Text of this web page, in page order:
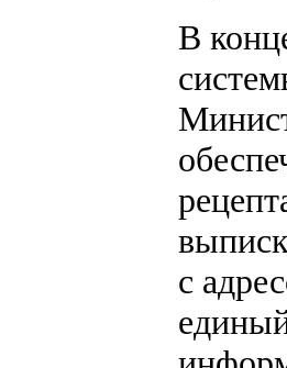
В
с